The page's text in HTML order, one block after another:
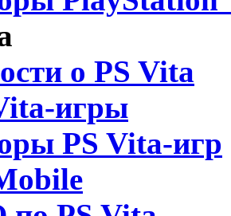
о PS Vita
игры
PS Vita-игр